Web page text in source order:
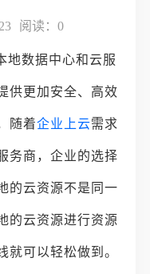
阅读： 0
地数据中心和云服
供更加安全、高效
随着企业上云需求
务商，企业的选择
的云资源不是同一
的云资源进行资源
就可以轻松做到。